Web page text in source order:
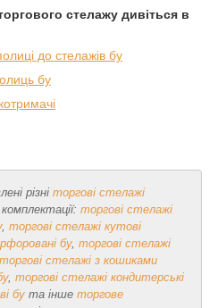
стелажу дивіться в
до стелажів бу
бу
різні торгові стелажі
комплектації: торгові стелажі
, торгові стелажі кутові
бу, торгові стелажі
торгові стелажі з кошиками
, торгові стелажі кондитерські
бу та інше торгове